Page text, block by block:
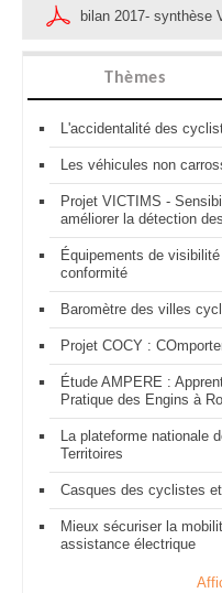
bilan 2017- synthèse
Thèmes
L'accidentalité des
Les véhicules non
Projet VICTIMS -
améliorer la détection
Équipements de
conformité
Baromètre des villes
Projet COCY :
Étude AMPERE :
Pratique des Engins à
La plateforme nationale
Territoires
Casques des cyclistes
Mieux sécuriser la
assistance électrique